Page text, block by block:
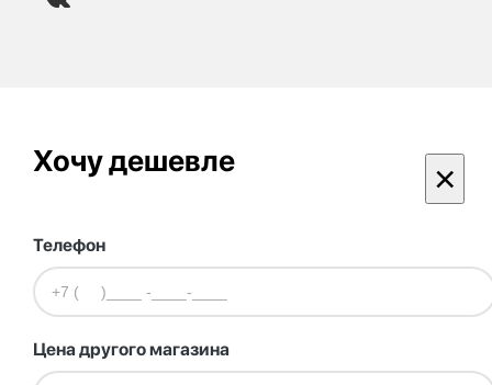
Хочу дешевле ×
Телефон
Цена другого магазина